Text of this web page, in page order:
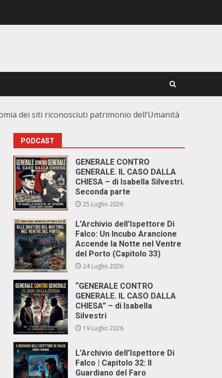
dei siti riconosciuti patrimonio dell’Umanità
PODCAST
GENERALE CONTRO
GENERALE. IL CASO DALLA
CHIESA – di Isabella Silvestri.
Seconda parte
25 Luglio 2026
L’Archivio dell’Ispettore Di
Falco: Un Incubo Arancione
Accende la Notte nel Ventre
del Porto (Capitolo 33)
24 Luglio 2026
“GENERALE CONTRO
GENERALE. IL CASO DALLA
CHIESA” – di Isabella
Silvestri
19 Luglio 2026
L’Archivio dell’Ispettore Di
Falco | Capitolo 32: Il
Guardiano del Faro